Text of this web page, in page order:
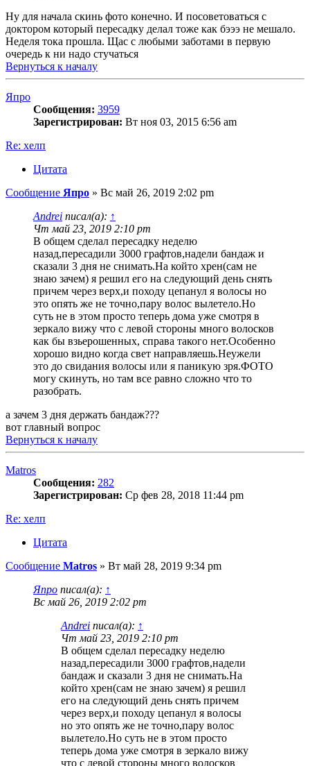
Ну для начала скинь фото конечно. И посоветоваться с
доктором который пересадку делал тоже как бэээ не мешало.
Неделя тока прошла. Щас с любыми заботами в первую
очередь к ни надо стучаться
Вернуться к началу
Япро
Сообщения: 3959
Зарегистрирован: Вт ноя 03, 2015 6:56 am
Re: хелп
Цитата
Сообщение Япро » Вс май 26, 2019 2:02 pm
Andrei писал(а): ↑
Чт май 23, 2019 2:10 pm
В общем сделал пересадку неделю
назад,пересадили 3000 графтов,надели бандаж и
сказали 3 дня не снимать.На който хрен(сам не
знаю зачем) я решил его на следующий день снять
причем через верх,и походу цепанул я волосы но
это опять же не точно,пару волос вылетело.Но
суть не в этом просто теперь дома уже смотря в
зеркало вижу что с левой стороны много волосков
как бы взьерошенных, справа такого нет.Особенно
хорошо видно когда свет направляешь.Неужели
это до свидания волосы или я паникую зря.ФОТО
могу скинуть, но там все равно сложно что то
разобрать.
а зачем 3 дня держать бандаж???
вот главный вопрос
Вернуться к началу
Matros
Сообщения: 282
Зарегистрирован: Ср фев 28, 2018 11:44 pm
Re: хелп
Цитата
Сообщение Matros » Вт май 28, 2019 9:34 pm
Япро писал(а): ↑
Вс май 26, 2019 2:02 pm
Andrei писал(а): ↑
Чт май 23, 2019 2:10 pm
В общем сделал пересадку неделю
назад,пересадили 3000 графтов,надели
бандаж и сказали 3 дня не снимать.На
който хрен(сам не знаю зачем) я решил
его на следующий день снять причем
через верх,и походу цепанул я волосы
но это опять же не точно,пару волос
вылетело.Но суть не в этом просто
теперь дома уже смотря в зеркало вижу
что с левой стороны много волосков